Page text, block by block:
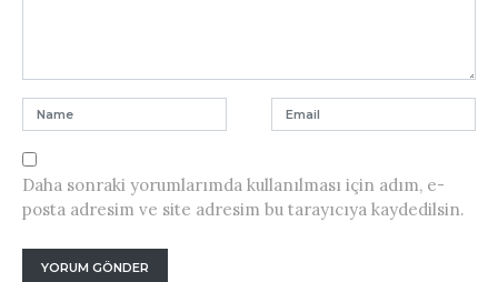
Daha sonraki yorumlarımda kullanılması için adım, e-
posta adresim ve site adresim bu tarayıcıya kaydedilsin.